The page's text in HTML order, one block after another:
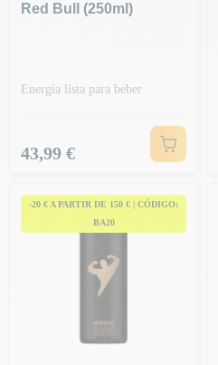
Red Bull (250ml)
Energía lista para beber
Precio
43,99 €
-20 € A PARTIR DE 150 € | CÓDIGO:
BA20